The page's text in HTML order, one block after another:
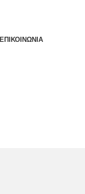
ΕΠΙΚΟΙΝΩΝΙΑ